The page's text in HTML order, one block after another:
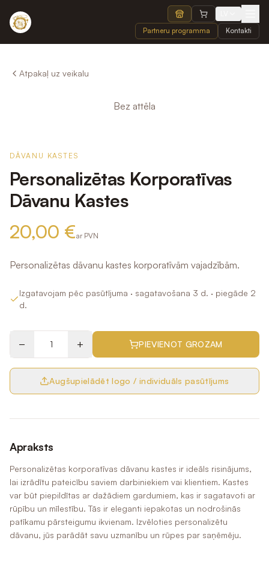
Partneru programma Kontakti
Atpakaļ uz veikalu
Bez attēla
DĀVANU KASTES
Personalizētas Korporatīvas
Dāvanu Kastes
20,00 €ar PVN
Personalizētas dāvanu kastes korporatīvām vajadzībām.
Izgatavojam pēc pasūtījuma · sagatavošana 3 d. · piegāde 2
d.
− + PIEVIENOT GROZAM
Augšupielādēt logo / individuāls pasūtījums
Apraksts
Personalizētas korporatīvas dāvanu kastes ir ideāls risinājums,
lai izrādītu pateicību saviem darbiniekiem vai klientiem. Kastes
var būt piepildītas ar dažādiem gardumiem, kas ir sagatavoti ar
rūpību un mīlestību. Tās ir eleganti iepakotas un nodrošinās
patīkamu pārsteigumu ikvienam. Izvēloties personalizētu
dāvanu, jūs parādāt savu uzmanību un rūpes par saņēmēju.